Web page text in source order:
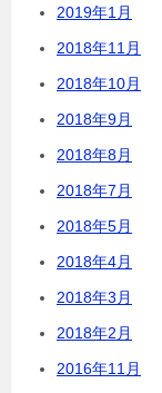
2019年1月
2018年11月
2018年10月
2018年9月
2018年8月
2018年7月
2018年5月
2018年4月
2018年3月
2018年2月
2016年11月